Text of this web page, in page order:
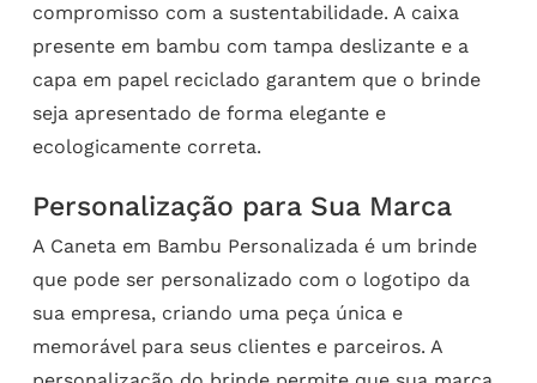
compromisso com a sustentabilidade. A caixa
presente em bambu com tampa deslizante e a
capa em papel reciclado garantem que o brinde
seja apresentado de forma elegante e
ecologicamente correta.
Personalização para Sua Marca
A Caneta em Bambu Personalizada é um brinde
que pode ser personalizado com o logotipo da
sua empresa, criando uma peça única e
memorável para seus clientes e parceiros. A